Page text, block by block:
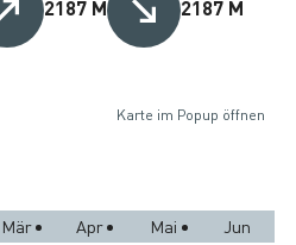
2187 M 2187 M
Karte im Popup öffnen
Mär Apr Mai Jun